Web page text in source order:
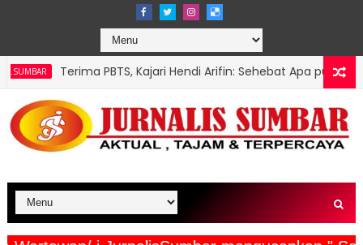
Kajari Hendi Arifin: Sehebat Apa pun Pasaman, Kalau Tidak